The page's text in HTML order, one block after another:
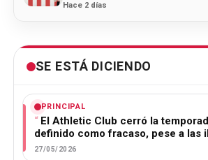
Hace 2 días
SE ESTÁ DICIENDO
PRINCIPAL
El Athletic Club cerró la
definido como fracaso, pese a las
27/05/2026